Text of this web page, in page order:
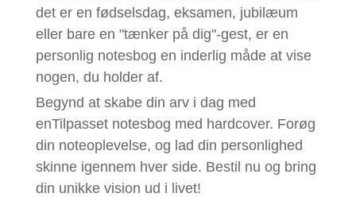
det er en fødselsdag, eksamen, jubilæum
eller bare en "tænker på dig"-gest, er en
personlig notesbog en inderlig måde at vise
nogen, du holder af.
Begynd at skabe din arv i dag med
enTilpasset notesbog med hardcover. Forøg
din noteoplevelse, og lad din personlighed
skinne igennem hver side. Bestil nu og bring
din unikke vision ud i livet!